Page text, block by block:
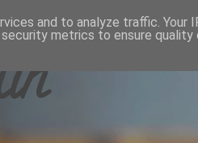
and to analyze traffic. Your
metrics to ensure